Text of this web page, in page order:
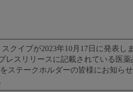
クイブが2023年10月17日に発表し
レスリリースに記載されている医
ステークホルダーの皆様にお知ら